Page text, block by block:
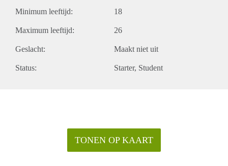
Minimum leeftijd: 18
Maximum leeftijd: 26
Geslacht: Maakt niet uit
Status: Starter Student
TONEN OP KAART